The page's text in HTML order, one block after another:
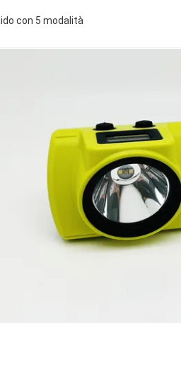
con 5 modalità